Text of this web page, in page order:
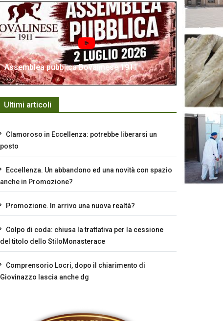
Assemblea pubblica Bovalinese 1911
Ultimi articoli
Clamoroso in Eccellenza: potrebbe liberarsi un
posto
Eccellenza. Un abbandono ed una novità con spazio
anche in Promozione?
Promozione. In arrivo una nuova realtà?
Colpo di coda: chiusa la trattativa per la cessione
del titolo dello StiloMonasterace
Comprensorio Locri, dopo il chiarimento di
Giovinazzo lascia anche dg